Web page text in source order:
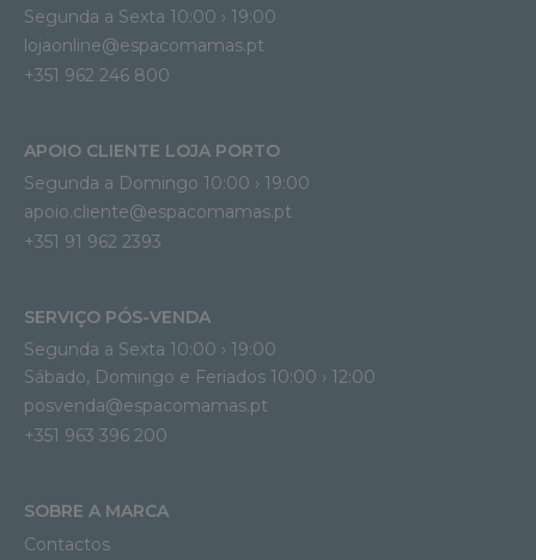
Segunda a Sexta 10:00 › 19:00
lojaonline@espacomamas.pt
+351 962 246 800
APOIO CLIENTE LOJA PORTO
Segunda a Domingo 10:00 › 19:00
apoio.cliente@espacomamas.pt
+351 91 962 2393
SERVIÇO PÓS-VENDA
Segunda a Sexta 10:00 › 19:00
Sábado, Domingo e Feriados 10:00 › 12:00
posvenda@espacomamas.pt
+351 963 396 200
SOBRE A MARCA
Contactos